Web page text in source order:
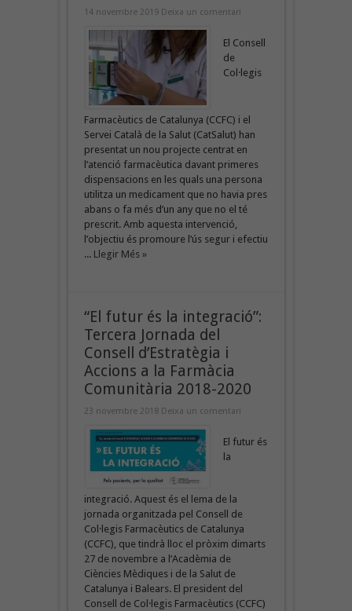
14 novembre 2019 Deixa un comentari
El Consell
de
Col·legis
Farmacèutics de Catalunya (CCFC) i el
Servei Català de la Salut (CatSalut) han
presentat un nou projecte centrat en
l’atenció farmacèutica davant primeres
dispensacions en les quals una persona
utilitza un medicament que no havia pres
abans o fa més d’un any que no el té
prescrit. Amb aquesta intervenció,
l’objectiu és promoure l’ús segur i efectiu
... Llegir Més »
“El futur és la integració”:
Tercera Jornada del
Consell d’Estratègia i
Accions a la Farmàcia
Comunitària 2018-2020
23 novembre 2018 Deixa un comentari
El futur és
la
integració. Aquest és el lema de la
jornada organitzada pel Consell de
Col·legis Farmacèutics de Catalunya
(CCFC), que tindrà lloc el pròxim dimarts
27 de novembre a l’Acadèmia de
Ciències Mèdiques i de la Salut de
Catalunya i Balears. El president del
Consell de Col·legis Farmacèutics (CCFC)